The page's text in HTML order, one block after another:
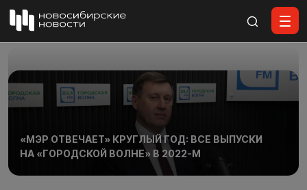
«МЭР ОТВЕЧАЕТ» КРУГЛЫЙ ГОД: ВСЕ ВЫПУСКИ
НА «ГОРОДСКОЙ ВОЛНЕ» В 2022-М